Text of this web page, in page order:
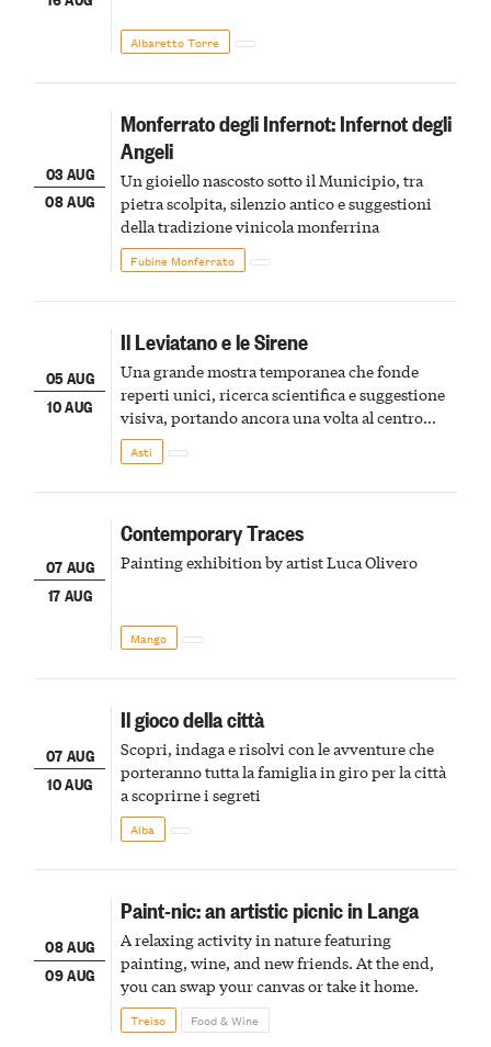
Albaretto Torre
03 AUG
08 AUG
Monferrato degli Infernot: Infernot degli
Angeli
Un gioiello nascosto sotto il Municipio, tra
pietra scolpita, silenzio antico e suggestioni
della tradizione vinicola monferrina
Fubine Monferrato
05 AUG
10 AUG
Il Leviatano e le Sirene
Una grande mostra temporanea che fonde
reperti unici, ricerca scientifica e suggestione
visiva, portando ancora una volta al centro
della scena le meraviglie del passato astigiano
Asti
07 AUG
17 AUG
Contemporary Traces
Painting exhibition by artist Luca Olivero
Mango
07 AUG
10 AUG
Il gioco della città
Scopri, indaga e risolvi con le avventure che
porteranno tutta la famiglia in giro per la città
a scoprirne i segreti
Alba
08 AUG
09 AUG
Paint-nic: an artistic picnic in Langa
A relaxing activity in nature featuring
painting, wine, and new friends. At the end,
you can swap your canvas or take it home.
Treiso Food & Wine